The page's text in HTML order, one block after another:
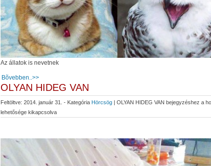
Az állatok is nevetnek
Bõvebben..>>
OLYAN HIDEG VAN
Feltöltve: 2014. január 31. - Kategória Hörcsög | OLYAN HIDEG VAN bejegyzéshez a
lehetősége kikapcsolva